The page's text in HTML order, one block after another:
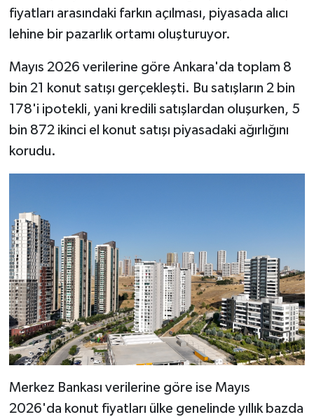
fiyatları arasındaki farkın açılması, piyasada alıcı
lehine bir pazarlık ortamı oluşturuyor.
Mayıs 2026 verilerine göre Ankara'da toplam 8
bin 21 konut satışı gerçekleşti. Bu satışların 2 bin
178'i ipotekli, yani kredili satışlardan oluşurken, 5
bin 872 ikinci el konut satışı piyasadaki ağırlığını
korudu.
Merkez Bankası verilerine göre ise Mayıs
2026'da konut fiyatları ülke genelinde yıllık bazda